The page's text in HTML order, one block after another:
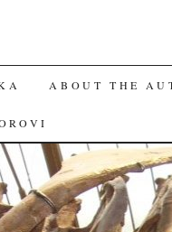
ABOUT THE